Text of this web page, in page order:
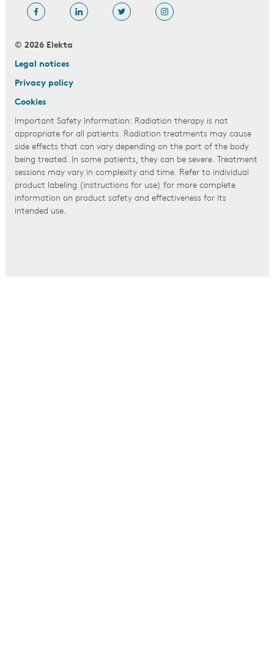
© 2026 Elekta
Legal notices
Privacy policy
Cookies
Important Safety Information: Radiation therapy is not
appropriate for all patients. Radiation treatments may cause
side effects that can vary depending on the part of the body
being treated. In some patients, they can be severe. Treatment
sessions may vary in complexity and time. Refer to individual
product labeling (instructions for use) for more complete
information on product safety and effectiveness for its
intended use.